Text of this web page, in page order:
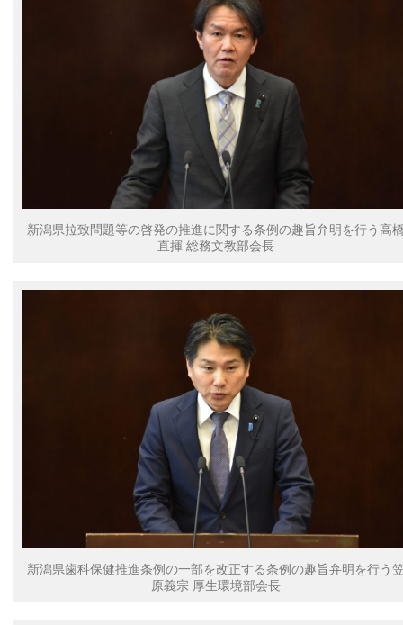
新潟県拉致問題等の啓発の推進に関する条例の趣旨弁明を行う高
直揮 総務文教部会長
新潟県歯科保健推進条例の一部を改正する条例の趣旨弁明を行う
原義宗 厚生環境部会長